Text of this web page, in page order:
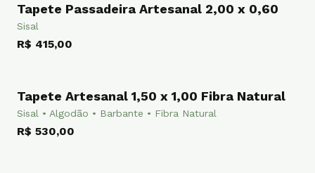
PASSADEIRA
Tapete Passadeira Artesanal 2,00 x 0,60
Sisal
R$ 415,00
TAPETE
Tapete Artesanal 1,50 x 1,00 Fibra Natural
Sisal • Algodão • Barbante • Fibra Natural
R$ 530,00